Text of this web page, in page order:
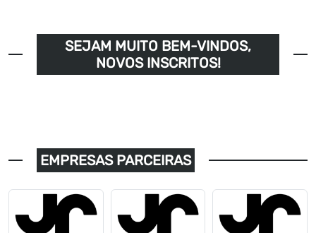
SEJAM MUITO BEM-VINDOS,
NOVOS INSCRITOS!
EMPRESAS PARCEIRAS